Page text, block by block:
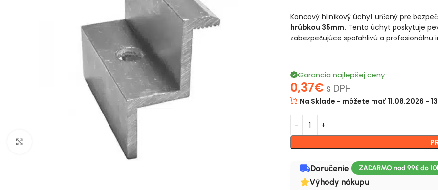
Koncový hliníkový úchyt určený pre
hrúbkou 35mm. Tento úchyt poskytuje
zabezpečujúce spoľahlivú a profesionálnu
Garancia najlepšej ceny
0,37€ s DPH
Na Sklade - môžete mať 11.08.2026 -
Doručenie
Výhody nákupu